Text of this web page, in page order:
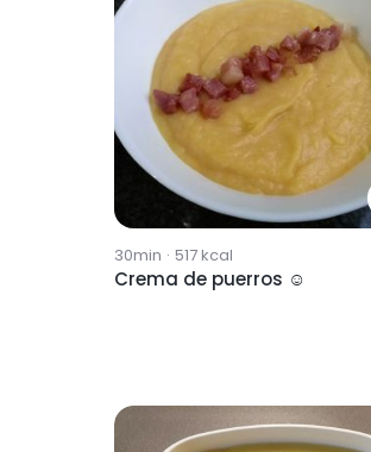
30min · 517kcal
Crema de puerros ☺️